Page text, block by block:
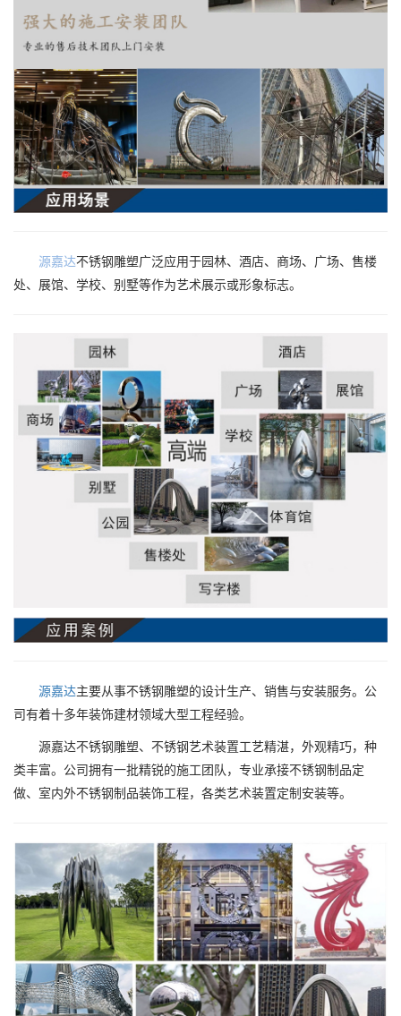
源嘉达不锈钢雕塑广泛应用于园林、酒店、商场、广场、售楼
处、展馆、学校、别墅等作为艺术展示或形象标志。
源嘉达主要从事不锈钢雕塑的设计生产、销售与安装服务。公
司有着十多年装饰建材领域大型工程经验。
源嘉达不锈钢雕塑、不锈钢艺术装置工艺精湛，外观精巧，种
类丰富。公司拥有一批精锐的施工团队，专业承接不锈钢制品定
做、室内外不锈钢制品装饰工程，各类艺术装置定制安装等。